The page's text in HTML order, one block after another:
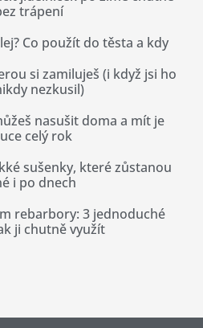
trápení
Co použít do těsta a kdy
si zamiluješ (i když jsi ho
nezkusil)
nasušit doma a mít je
celý rok
sušenky, které zůstanou
i po dnech
rebarbory: 3 jednoduché
ji chutně využít